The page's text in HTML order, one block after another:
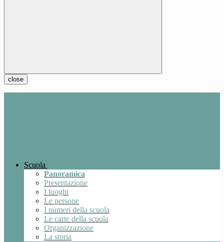
close
Scuola
Panoramica
Presentazione
I luoghi
Le persone
I numeri della scuola
Le carte della scuola
Organizzazione
La storia